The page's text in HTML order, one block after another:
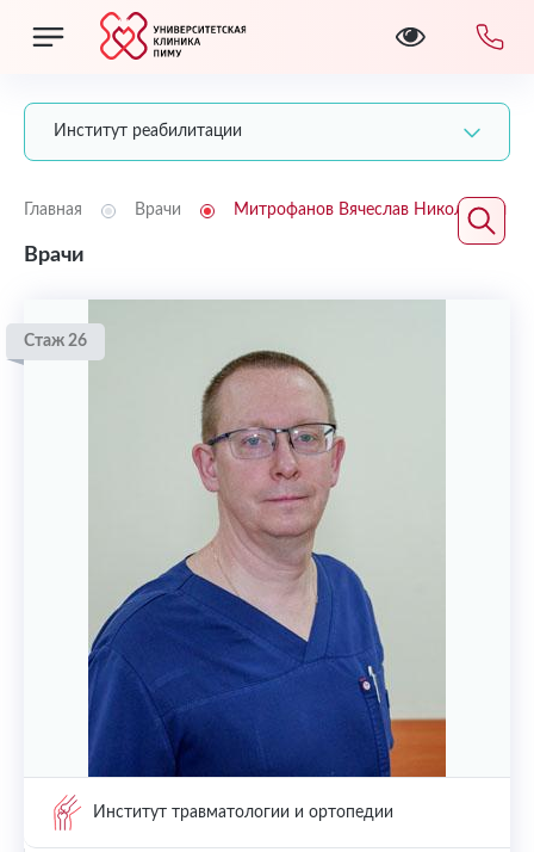
Институт реабилитации
Главная Врачи Митрофанов Вячеслав Николаевич
Врачи
Стаж 26
Институт травматологии и ортопедии